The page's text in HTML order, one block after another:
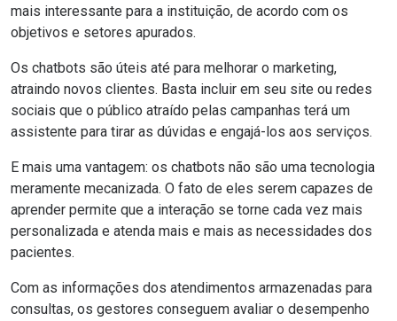
mais interessante para a instituição, de acordo com os
objetivos e setores apurados.
Os chatbots são úteis até para melhorar o marketing,
atraindo novos clientes. Basta incluir em seu site ou redes
sociais que o público atraído pelas campanhas terá um
assistente para tirar as dúvidas e engajá-los aos serviços.
E mais uma vantagem: os chatbots não são uma tecnologia
meramente mecanizada. O fato de eles serem capazes de
aprender permite que a interação se torne cada vez mais
personalizada e atenda mais e mais as necessidades dos
pacientes.
Com as informações dos atendimentos armazenadas para
consultas, os gestores conseguem avaliar o desempenho